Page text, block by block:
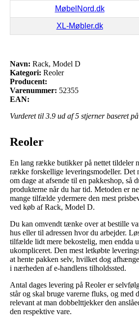
MøbelNord.dk
XL-Møbler.dk
Navn: Rack, Model D
Kategori: Reoler
Producent:
Varenummer: 52355
EAN:
Vurderet til 3.9 ud af 5 stjerner baseret på
Reoler
En lang række butikker på nettet tildeler
række forskellige leveringsmodeller. Det
om dage at afsende til en pakkeshop, så
produkterne når du har tid. Metoden er
mange tilfælde ydermere den mest
ved køb af Rack, Model D.
Du kan omvendt tænke over at bestille
hus eller til adressen hvor du arbejder.
tilfælde lidt mere bekostelig, men endda
ukompliceret. Den mest letkøbte
at hente pakken selv, hvilket dog
i nærheden af e-handlens tilholdssted.
Antal dages levering på Reoler er
står og skal bruge varerne fluks, og med
relevant at man dobbelttjekker den
den respektive vare.